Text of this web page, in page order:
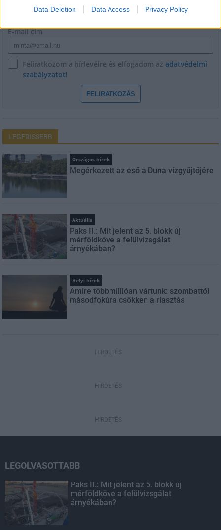
Data Deletion Data Access Privacy Policy
E-mail cím
Feliratkozom a hírlevélre és elfogadom az adatvédelmi
szabályzatot!
FELIRATKOZÁS
LEGFRISSEBB
Országos hírek
Megérkezett az eső a Duna vízgyűjtőjére
Aktuális
Paks II.: Mit jelent az 5. blokk új
mérföldköve a felülvizsgálat
árnyékában?
Helyi hírek
Amire többmillióan vártunk: szombattól
másodfokúra csökken a riasztás
HIRDETÉS
HIRDETÉS
HIRDETÉS
LEGOLVASOTTABB
Paks II.: Mit jelent az 5. blokk új
mérföldköve a felülvizsgálat
árnyékában?